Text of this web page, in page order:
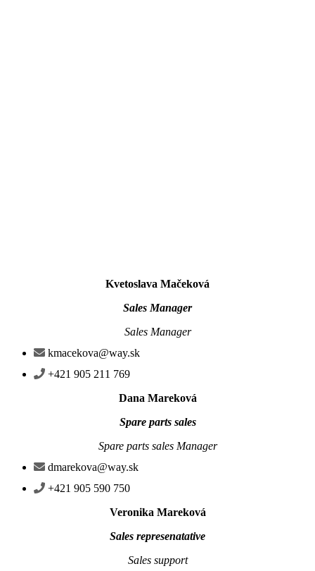
Kvetoslava Mačeková
Sales Manager
Sales Manager
kmacekova@way.sk
+421 905 211 769
Dana Mareková
Spare parts sales
Spare parts sales Manager
dmarekova@way.sk
+421 905 590 750
Veronika Mareková
Sales represenatative
Sales support